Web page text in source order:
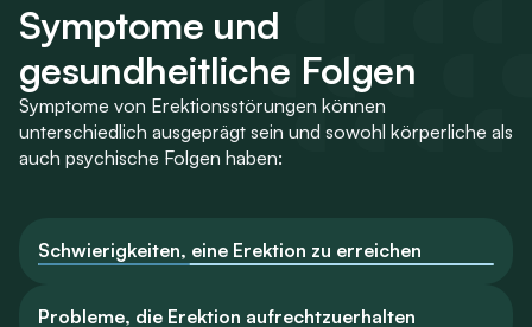
Symptome und
gesundheitliche Folgen
Symptome von Erektionsstörungen können
unterschiedlich ausgeprägt sein und sowohl körperliche als
auch psychische Folgen haben:
Schwierigkeiten, eine Erektion zu erreichen
Probleme, die Erektion aufrechtzuerhalten